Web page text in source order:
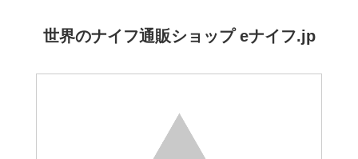
世界のナイフ通販ショップ eナイフ.jp